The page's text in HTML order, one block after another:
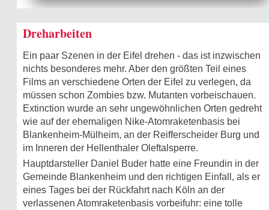
Dreharbeiten
Ein paar Szenen in der Eifel drehen - das ist inzwischen
nichts besonderes mehr. Aber den größten Teil eines
Films an verschiedene Orten der Eifel zu verlegen, da
müssen schon Zombies bzw. Mutanten vorbeischauen.
Extinction wurde an sehr ungewöhnlichen Orten gedreht
wie auf der ehemaligen Nike-Atomraketenbasis bei
Blankenheim-Mülheim, an der Reifferscheider Burg und
im Inneren der Hellenthaler Oleftalsperre.
Hauptdarsteller Daniel Buder hatte eine Freundin in der
Gemeinde Blankenheim und den richtigen Einfall, als er
eines Tages bei der Rückfahrt nach Köln an der
verlassenen Atomraketenbasis vorbeifuhr: eine tolle